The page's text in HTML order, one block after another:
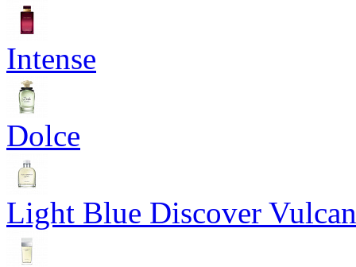
Intense
Dolce
Light Blue Discover